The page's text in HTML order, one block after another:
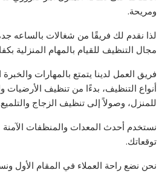
ومريحة.
لذا نقدم لك فريقًا من شغالات بالساعه
مجال التنظيف للقيام بالمهام المنزلية
فريق العمل لدينا يتمتع بالمهارات
أنواع التنظيف، بدءًا من تنظيف الأرضيات
للمنزل، وصولاً إلى تنظيف الزجاج
نستخدم أحدث المعدات والمنظفات الآمنة
توقعاتك.
نحن نضع راحة العملاء في المقام الأول